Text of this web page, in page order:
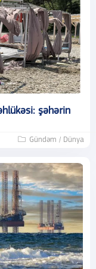
şəhərin
Gündəm / Dünya